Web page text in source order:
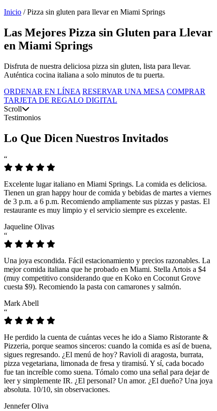
Inicio / Pizza sin gluten para llevar en Miami Springs
Las Mejores Pizza sin Gluten para Llevar
en Miami Springs
Disfruta de nuestra deliciosa pizza sin gluten, lista para llevar.
Auténtica cocina italiana a solo minutos de tu puerta.
ORDENAR EN LÍNEA RESERVAR UNA MESA COMPRAR
TARJETA DE REGALO DIGITAL
Scroll
Testimonios
Lo Que Dicen Nuestros Invitados
“
Excelente lugar italiano en Miami Springs. La comida es deliciosa.
Tienen un gran happy hour de comida y bebidas de martes a viernes
de 3 p.m. a 6 p.m. Recomiendo ampliamente sus pizzas y pastas. El
restaurante es muy limpio y el servicio siempre es excelente.
Jaqueline Olivas
“
Una joya escondida. Fácil estacionamiento y precios razonables. La
mejor comida italiana que he probado en Miami. Stella Artois a $4
(muy competitivo considerando que en Koko en Coconut Grove
cuesta $9). Recomiendo la pasta con camarones y salmón.
Mark Abell
“
He perdido la cuenta de cuántas veces he ido a Siamo Ristorante &
Pizzeria, porque seamos sinceros: cuando la comida es así de buena,
sigues regresando. ¿El menú de hoy? Ravioli di aragosta, burrata,
pizza vegetariana, limonada de fresa y tiramisú. Y sí, cada bocado
fue tan increíble como suena. Tómalo como una señal para dejar de
leer y simplemente IR. ¿El personal? Un amor. ¿El dueño? Una joya
absoluta. 10/10, sin observaciones.
Jennefer Oliva